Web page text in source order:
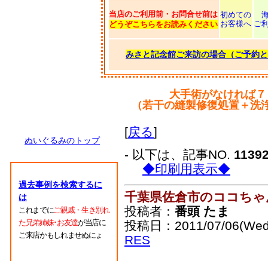
当店のご利用前・お問合せ前は
どうぞこちらをお読みください
初めての
お客様へ ご
みさと記念館ご来訪の場合（ご予約
大手術がなければ
（若干の縫製修復処置＋
ぬいぐるみのトップ
過去事例を検索するに
は
これまでにご親戚・生き別れ
た兄弟姉妹･お友達が当店に
ご来店かもしれませぬにょ
[戻る]
- 以下は、記事NO.
◆印刷用表示◆
千葉県佐倉市のココち
投稿者： 番頭 たま
投稿日：2011/07/
RES